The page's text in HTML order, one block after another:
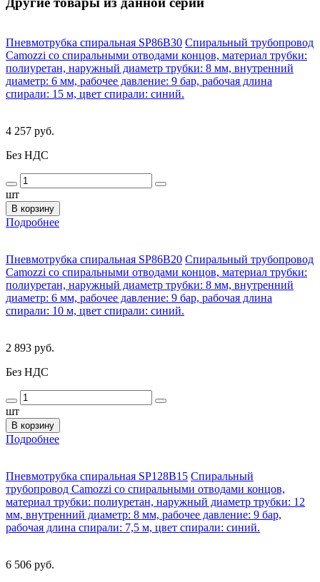
Пневмотрубка спиральная SP86B30 Спиральный трубопровод
Camozzi со спиральными отводами концов, материал трубки:
полиуретан, наружный диаметр трубки: 8 мм, внутренний
диаметр: 6 мм, рабочее давление: 9 бар, рабочая длина
спирали: 15 м, цвет спирали: синий.
4 257 руб.
Без НДС
шт
В корзину
Подробнее
Пневмотрубка спиральная SP86B20 Спиральный трубопровод
Camozzi со спиральными отводами концов, материал трубки:
полиуретан, наружный диаметр трубки: 8 мм, внутренний
диаметр: 6 мм, рабочее давление: 9 бар, рабочая длина
спирали: 10 м, цвет спирали: синий.
2 893 руб.
Без НДС
шт
В корзину
Подробнее
Пневмотрубка спиральная SP128B15 Спиральный
трубопровод Camozzi со спиральными отводами концов,
материал трубки: полиуретан, наружный диаметр трубки: 12
мм, внутренний диаметр: 8 мм, рабочее давление: 9 бар,
рабочая длина спирали: 7,5 м, цвет спирали: синий.
6 506 руб.